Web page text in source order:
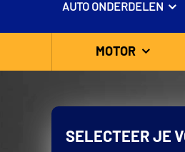
AUTO ONDERDELEN
MOTOR
SELECTEER JE